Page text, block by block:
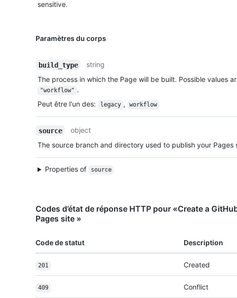
sensitive.
Paramètres du corps
build_type
string
The process in which the Page will be built. Possible values
"workflow" .
Peut être l'un des: legacy , workflow
source
object
The source branch and directory used to publish your Pages
Properties of source
Codes d’état de réponse HTTP pour «Create a
Pages site »
Code de statut Description
201 Created
409 Conflict